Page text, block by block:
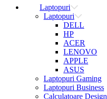
Laptopuri
Laptopuri
DELL
HP
ACER
LENOVO
APPLE
ASUS
Laptopuri Gaming
Laptopuri Business
Calculatoare Design